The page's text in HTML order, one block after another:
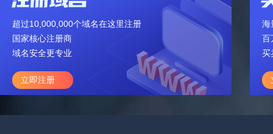
超过10,000,000个域名在这里注册
国家核心注册商
域名安全更专业
立即注册
海
百
买